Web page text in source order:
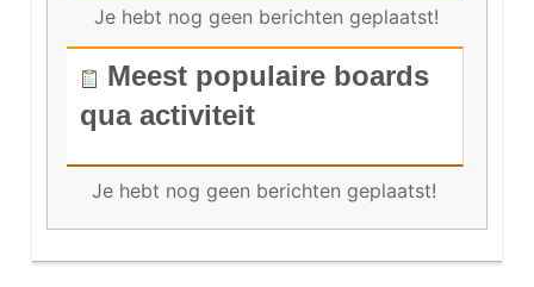
Je hebt nog geen berichten geplaatst!
Meest populaire boards
qua activiteit
Je hebt nog geen berichten geplaatst!